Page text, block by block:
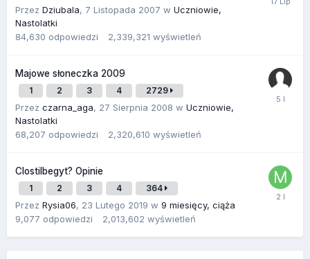
Przez Dziubala, 7 Listopada 2007 w Uczniowie,
Nastolatki
84,630 odpowiedzi 2,339,321 wyświetleń
Majowe słoneczka 2009
1 2 3 4 2729
Przez czarna_aga, 27 Sierpnia 2008 w Uczniowie,
Nastolatki
68,207 odpowiedzi 2,320,610 wyświetleń
Clostilbegyt? Opinie
1 2 3 4 364
Przez Rysia06, 23 Lutego 2019 w 9 miesięcy, ciąża
9,077 odpowiedzi 2,013,602 wyświetleń